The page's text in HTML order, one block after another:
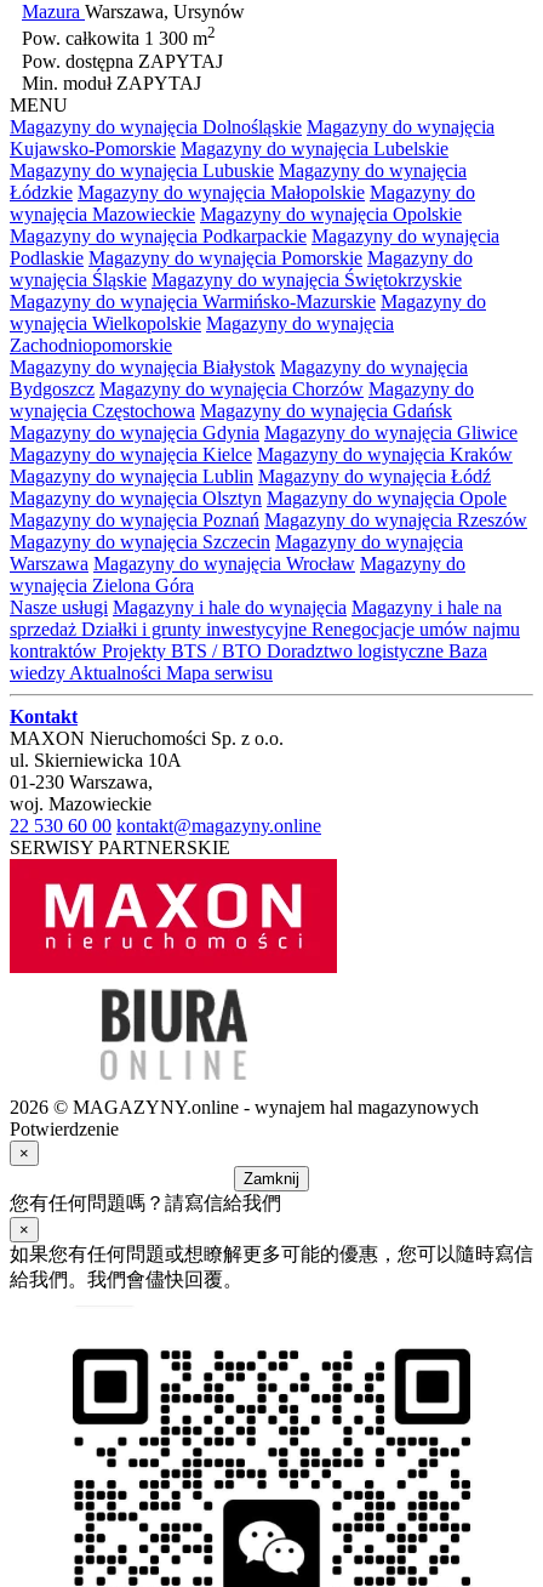
Mazura Warszawa, Ursynów
Pow. całkowita 1 300 m2
Pow. dostępna ZAPYTAJ
Min. moduł ZAPYTAJ
MENU
Magazyny do wynajęcia Dolnośląskie Magazyny do wynajęcia
Kujawsko-Pomorskie Magazyny do wynajęcia Lubelskie
Magazyny do wynajęcia Lubuskie Magazyny do wynajęcia
Łódzkie Magazyny do wynajęcia Małopolskie Magazyny do
wynajęcia Mazowieckie Magazyny do wynajęcia Opolskie
Magazyny do wynajęcia Podkarpackie Magazyny do wynajęcia
Podlaskie Magazyny do wynajęcia Pomorskie Magazyny do
wynajęcia Śląskie Magazyny do wynajęcia Świętokrzyskie
Magazyny do wynajęcia Warmińsko-Mazurskie Magazyny do
wynajęcia Wielkopolskie Magazyny do wynajęcia
Zachodniopomorskie
Magazyny do wynajęcia Białystok Magazyny do wynajęcia
Bydgoszcz Magazyny do wynajęcia Chorzów Magazyny do
wynajęcia Częstochowa Magazyny do wynajęcia Gdańsk
Magazyny do wynajęcia Gdynia Magazyny do wynajęcia Gliwice
Magazyny do wynajęcia Kielce Magazyny do wynajęcia Kraków
Magazyny do wynajęcia Lublin Magazyny do wynajęcia Łódź
Magazyny do wynajęcia Olsztyn Magazyny do wynajęcia Opole
Magazyny do wynajęcia Poznań Magazyny do wynajęcia Rzeszów
Magazyny do wynajęcia Szczecin Magazyny do wynajęcia
Warszawa Magazyny do wynajęcia Wrocław Magazyny do
wynajęcia Zielona Góra
Nasze usługi Magazyny i hale do wynajęcia Magazyny i hale na
sprzedaż Działki i grunty inwestycyjne Renegocjacje umów najmu
kontraktów Projekty BTS / BTO Doradztwo logistyczne Baza
wiedzy Aktualności Mapa serwisu
Kontakt
MAXON Nieruchomości Sp. z o.o.
ul. Skierniewicka 10A
01-230 Warszawa,
woj. Mazowieckie
22 530 60 00 kontakt@magazyny.online
SERWISY PARTNERSKIE
2026 © MAGAZYNY.online - wynajem hal magazynowych
Potwierdzenie
×
Zamknij
您有任何問題嗎？請寫信給我們
×
如果您有任何問題或想瞭解更多可能的優惠，您可以隨時寫信
給我們。我們會儘快回覆。